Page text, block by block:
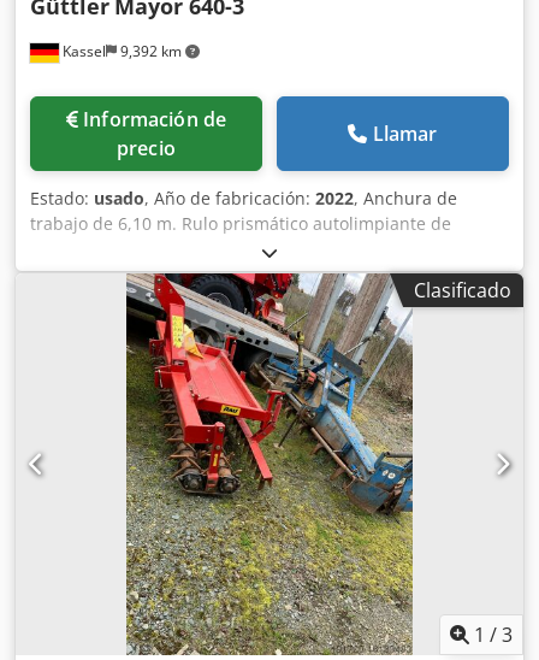
Kassel 9,392 km
Güttler Mayor 640-3
Información de
precio
Llamar
Estado: usado, Año de fabricación: 2022, Anchura de
trabajo de 6,10 m. Rulo prismático autolimpiante de
fundición, con accionamiento hidráulico/plegado y
compensación de presión. Bastidor rodante con
neumáticos 15.0/44-17. Barra de tiro con enganche
inferior, incluye paneles de advertencia con LED B. Cjdpfx
Ahjt Dxnfjmjha
Clasificado
1 /3